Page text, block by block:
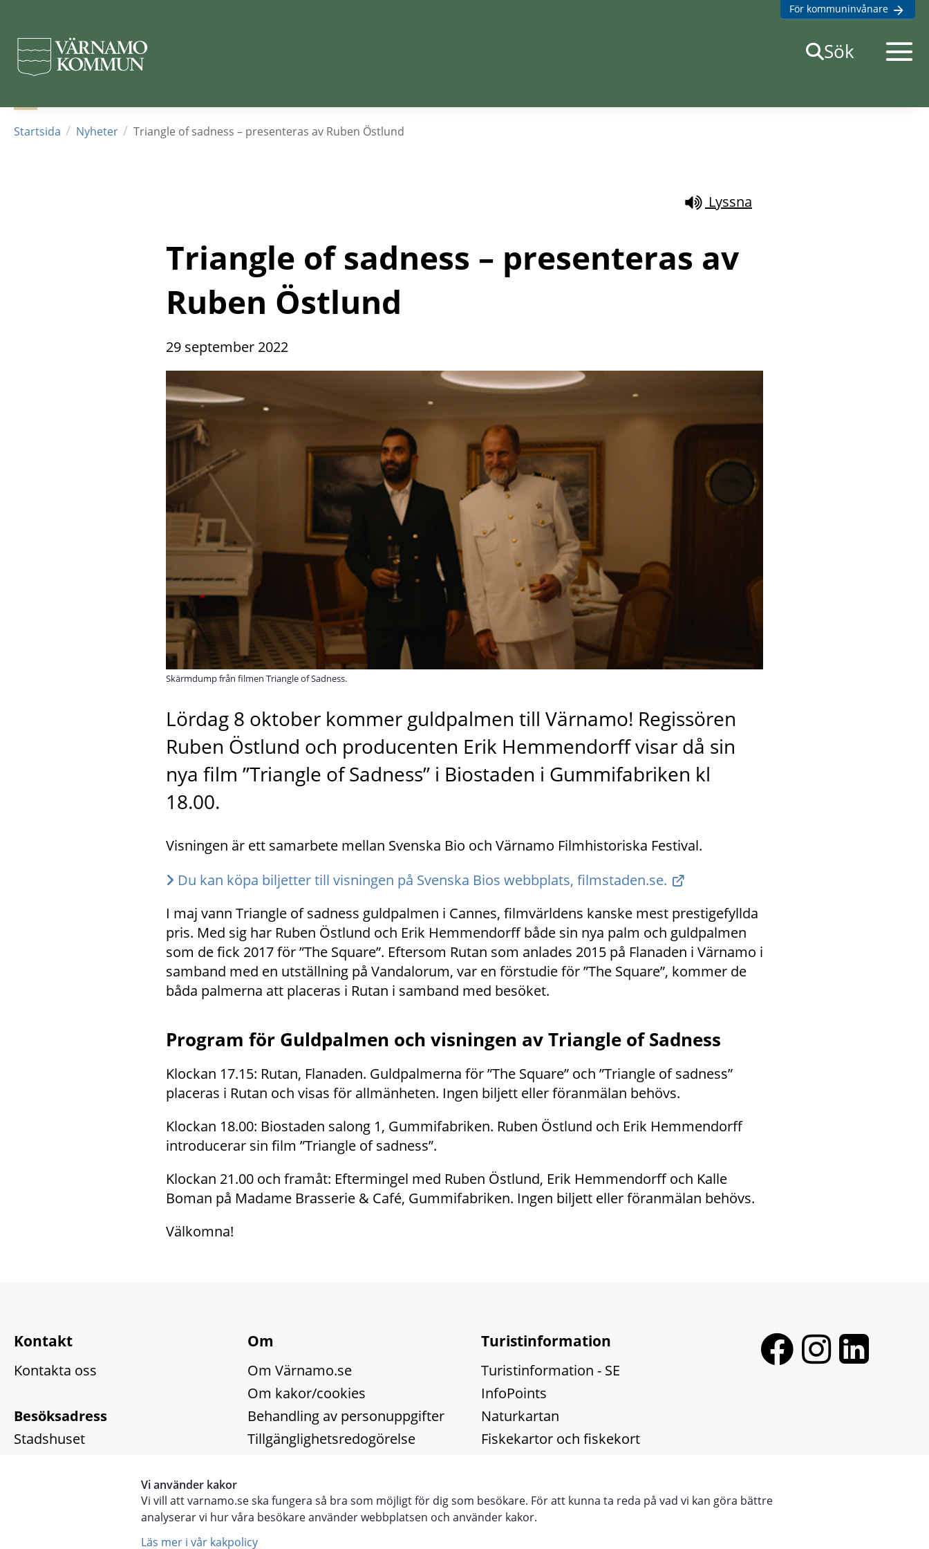
Vi använder kakor
Vi vill att varnamo.se ska fungera så bra som möjligt för dig som besökare. För att kunna ta reda på vad vi kan göra bättre
analyserar vi hur våra besökare använder webbplatsen och använder kakor.
Läs mer i vår kakpolicy
huvudinnehållet
Sök
Öppna
För kommuninvånare
Startsida / Nyheter / Triangle of sadness – presenteras av Ruben Östlund
Lyssna
Triangle of sadness – presenteras av
Ruben Östlund
29 september 2022
Skärmdump från filmen Triangle of Sadness.
Lördag 8 oktober kommer guldpalmen till Värnamo! Regissören
Ruben Östlund och producenten Erik Hemmendorff visar då sin
nya film ”Triangle of Sadness” i Biostaden i Gummifabriken kl
18.00.
Visningen är ett samarbete mellan Svenska Bio och Värnamo Filmhistoriska Festival.
Du kan köpa biljetter till visningen på Svenska Bios webbplats, filmstaden.se.
I maj vann Triangle of sadness guldpalmen i Cannes, filmvärldens kanske mest prestigefyllda
pris. Med sig har Ruben Östlund och Erik Hemmendorff både sin nya palm och guldpalmen
som de fick 2017 för ”The Square”. Eftersom Rutan som anlades 2015 på Flanaden i Värnamo i
samband med en utställning på Vandalorum, var en förstudie för ”The Square”, kommer de
båda palmerna att placeras i Rutan i samband med besöket.
Program för Guldpalmen och visningen av Triangle of Sadness
Klockan 17.15: Rutan, Flanaden. Guldpalmerna för ”The Square” och ”Triangle of sadness”
placeras i Rutan och visas för allmänheten. Ingen biljett eller föranmälan behövs.
Klockan 18.00: Biostaden salong 1, Gummifabriken. Ruben Östlund och Erik Hemmendorff
introducerar sin film ”Triangle of sadness”.
Klockan 21.00 och framåt: Eftermingel med Ruben Östlund, Erik Hemmendorff och Kalle
Boman på Madame Brasserie & Café, Gummifabriken. Ingen biljett eller föranmälan behövs.
Välkomna!
Kontakt
Kontakta oss
Besöksadress
Stadshuset
Om
Om Värnamo.se
Om kakor/cookies
Behandling av personuppgifter
Tillgänglighetsredogörelse
Nyhetsarkiv
Turistinformation
Turistinformation - SE
InfoPoints
Naturkartan
Fiskekartor och fiskekort
Touristen Information - DE